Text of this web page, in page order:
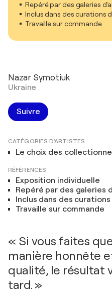
Repéré par des galeries
Inclus dans des curations
Travaille sur commande
Nazar Symotiuk
Ukraine
Suivre
CATÉGORIES D'ARTISTES
Le choix des
RÉFÉRENCES
Exposition individuelle
Repéré par des galeries
Inclus dans des
Travaille sur commande
« Si vous faites
manière honnête
qualité, le résultat
tard. »